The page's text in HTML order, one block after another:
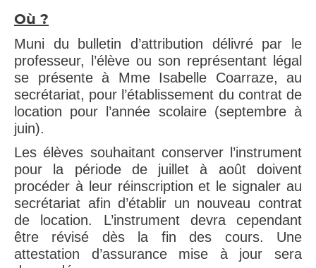
Où ?
Muni du bulletin d’attribution délivré par le
professeur, l’élève ou son représentant légal
se présente à Mme Isabelle Coarraze, au
secrétariat, pour l’établissement du contrat de
location pour l’année scolaire (septembre à
juin).
Les élèves souhaitant conserver l’instrument
pour la période de juillet à août doivent
procéder à leur réinscription et le signaler au
secrétariat afin d’établir un nouveau contrat
de location. L’instrument devra cependant
être révisé dès la fin des cours. Une
attestation d’assurance mise à jour sera